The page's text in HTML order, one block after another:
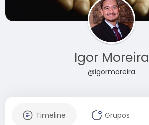
Igor Moreira
@igormoreira
Timeline Grupos